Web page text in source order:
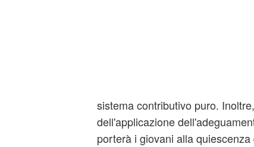
la necessità di istituire una
che hanno avuto carriere
percepire retribuzioni basse. Il
sistema contributivo puro.
dell'applicazione
porterà i giovani alla